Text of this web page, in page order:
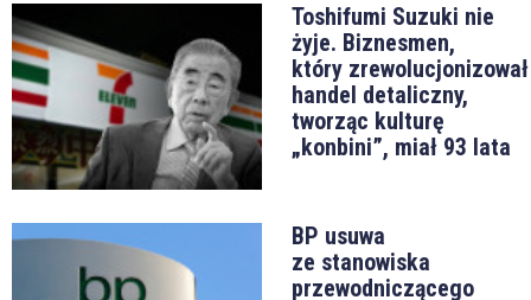
Toshifumi Suzuki nie
żyje. Biznesmen,
który zrewolucjonizował
handel detaliczny,
tworząc kulturę
„konbini”, miał 93 lata
BP usuwa
ze stanowiska
przewodniczącego